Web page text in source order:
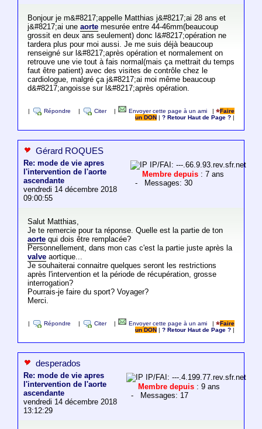
Bonjour je m&#8217;appelle Matthias j&#8217;ai 28 ans et
j&#8217;ai une aortemesurée entre 44-46mm(beaucoup
grossit en deux ans seulement) donc l&#8217;opération ne
tardera plus pour moi aussi. Je me suis déjà beaucoup
renseigné sur l&#8217;après opération et normalement on
retrouve une vie tout à fais normal(mais ça mettrait du temps
faut être patient) avec des visites de contrôle chez le
cardiologue, malgré ça j&#8217;ai moi même beaucoup
d&#8217;angoisse sur l&#8217;après opération.
Répondre Citer Envoyer cette page à un ami |
Faire
un DON
|? Retour Haut de Page ?
Gérard ROQUES
Re: mode de vie apres
l'intervention de l'aorte
ascendante
vendredi 14 décembre 2018
09:00:55
IP/FAI: ---.66.9.93.rev.sfr.net
Membre depuis : 7 ans
- Messages: 30
Salut Matthias,
Je te remercie pour ta réponse. Quelle est la partie de ton
aortequi dois être remplacée?
Personnellement, dans mon cas c'est la partie juste après la
valveaortique...
Je souhaiterai connaitre quelques seront les restrictions
après l'intervention et la période de récupération, grosse
interrogation?
Pourrais-je faire du sport? Voyager?
Merci.
Répondre Citer Envoyer cette page à un ami |
Faire
un DON
|? Retour Haut de Page ?
desperados
Re: mode de vie apres
l'intervention de l'aorte
ascendante
vendredi 14 décembre 2018
13:12:29
IP/FAI: ---.4.199.77.rev.sfr.net
Membre depuis : 9 ans
- Messages: 17